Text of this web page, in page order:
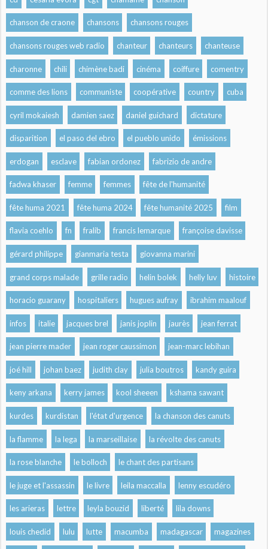
chanson de craone chansons chansons rouges
chansons rouges web radio chanteur chanteurs chanteuse
charonne chili chimène badi cinéma coiffure comentry
comme des lions communiste coopérative country cuba
cyril mokaiesh damien saez daniel guichard dictature
disparition el paso del ebro el pueblo unido émissions
erdogan esclave fabian ordonez fabrizio de andre
fadwa khaser femme femmes fête de l'humanité
fête huma 2021 fête huma 2024 fête humanité 2025 film
flavia coehlo fn fralib francis lemarque françoise davisse
gérard philippe gianmaria testa giovanna marini
grand corps malade grille radio helin bolek helly luv histoire
horacio guarany hospitaliers hugues aufray ibrahim maalouf
infos italie jacques brel janis joplin jaurès jean ferrat
jean pierre mader jean roger caussimon jean-marc lebihan
joé hill johan baez judith clay julia boutros kandy guira
keny arkana kerry james kool sheeen kshama sawant
kurdes kurdistan l'état d'urgence la chanson des canuts
la flamme la lega la marseillaise la révolte des canuts
la rose blanche le bolloch le chant des partisans
le juge et l'assassin le livre leila maccalla lenny escudéro
les arieras lettre leyla bouzid liberté lila downs
louis chedid lulu lutte macumba madagascar magazines